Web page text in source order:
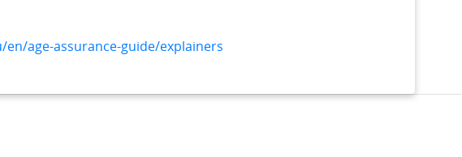
age-assurance-guide/explainers